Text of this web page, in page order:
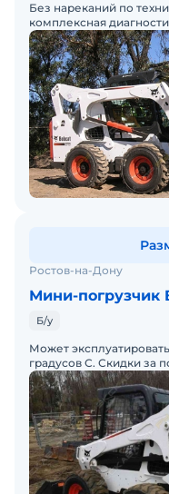
Без нареканий по
комплексная
вложений.
Ростов-на-Дону
Мини-погрузчик
Б/у
Может
градусов С. Скидки за
растаможена,